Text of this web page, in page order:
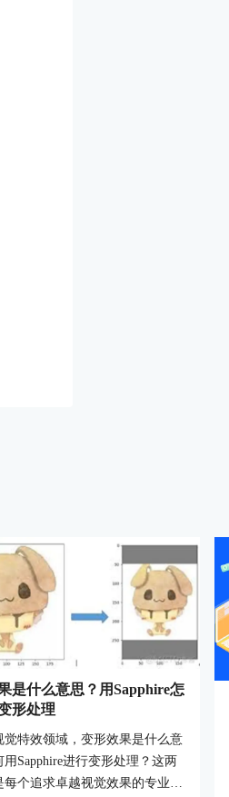
是什么意思？用Sapphire怎
形处理
觉特效领域，变形效果是什么意
用Sapphire进行变形处理？这两
每个追求卓越视觉效果的专业人